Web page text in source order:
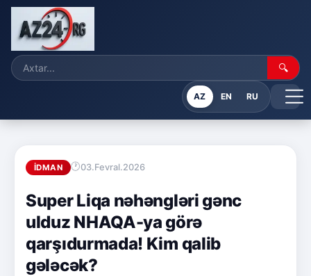
🔍
AZ EN RU
İDMAN 03.Fevral.2026
Super Liqa nəhəngləri gənc
ulduz NHAQA-ya görə
qarşıdurmada! Kim qalib
gələcək?